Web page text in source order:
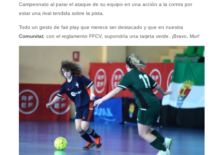
Campeonato al parar el ataque de su equipo en una acción a la contra por
estar una rival tendida sobre la pista.
Todo un gesto de fair play que merece ser destacado y que en nuestra
Comunitat, con el reglamento FFCV, supondría una tarjeta verde. ¡Bravo, Mur!